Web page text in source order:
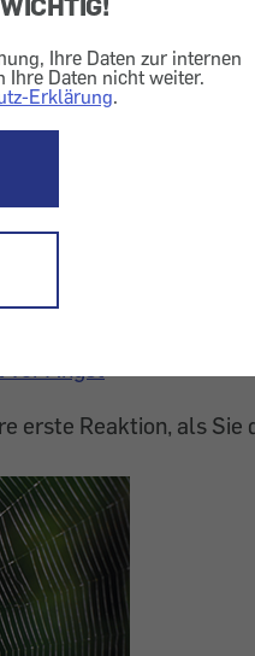
Ihre Daten zur internen
Ihre Daten nicht weiter.
Erklärung.
sogar nützlich, und
Spinnenangst zu
Art, da sie kaum in
aus der Angst
Angst
erste Reaktion, als Sie